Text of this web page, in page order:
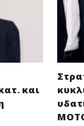
και